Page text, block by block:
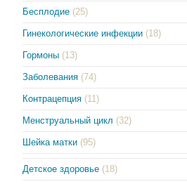
Бесплодие (25)
Гинекологические инфекции (18)
Гормоны (13)
Заболевания (74)
Контрацепция (11)
Менструальный цикл (32)
Шейка матки (95)
Детское здоровье (18)